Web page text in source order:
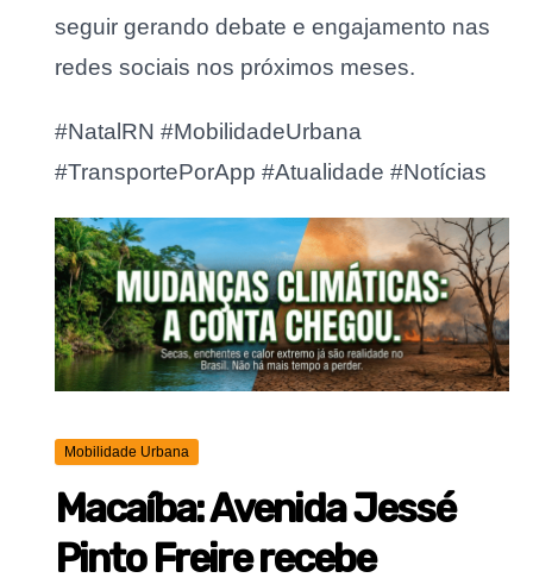
seguir gerando debate e engajamento nas
redes sociais nos próximos meses.
#NatalRN #MobilidadeUrbana
#TransportePorApp #Atualidade #Notícias
Mobilidade Urbana
Macaíba: Avenida Jessé
Pinto Freire recebe